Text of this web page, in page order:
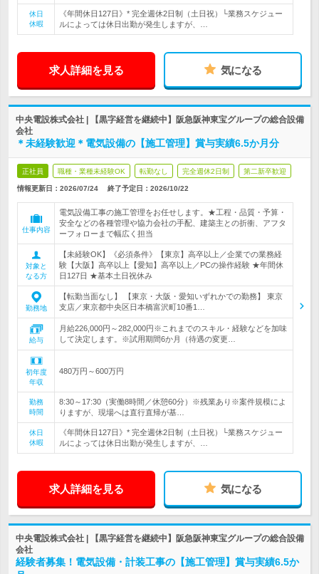
休日
休暇
《年間休日127日》* 完全週休2日制（土日祝）└業務スケジュー
ルによっては休日出勤が発生しますが、…
求人詳細を見る 気になる
中央電設株式会社 | 【黒字経営を継続中】阪急阪神東宝グループの総合設備
会社
＊未経験歓迎＊電気設備の【施工管理】賞与実績6.5か月分
正社員 職種・業種未経験OK 転勤なし 完全週休2日制 第二新卒歓迎
情報更新日：2026/07/24 終了予定日： 2026/10/22
仕事内容
電気設備工事の施工管理をお任せします。★工程・品質・予算・
安全などの各種管理や協力会社の手配、建築主との折衝、アフタ
ーフォローまで幅広く担当
対象と
なる方
【未経験OK】《必須条件》【東京】高卒以上／企業での業務経
験【大阪】高卒以上【愛知】高卒以上／PCの操作経験 ★年間休
日127日 ★基本土日祝休み
勤務地
【転勤当面なし】 【東京・大阪・愛知いずれかでの勤務】 東京
支店／東京都中央区日本橋富沢町10番1…
給与
月給226,000円～282,000円※これまでのスキル・経験などを加味
して決定します。※試用期間6か月（待遇の変更…
初年度
年収
480万円～600万円
勤務
時間
8:30～17:30（実働8時間／休憩60分）※残業あり※案件規模によ
りますが、現場へは直行直帰が基…
休日
休暇
《年間休日127日》* 完全週休2日制（土日祝）└業務スケジュー
ルによっては休日出勤が発生しますが、…
求人詳細を見る 気になる
中央電設株式会社 | 【黒字経営を継続中】阪急阪神東宝グループの総合設備
会社
経験者募集！電気設備・計装工事の【施工管理】賞与実績6.5か